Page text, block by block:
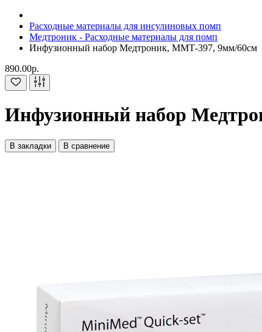
Расходные материалы для инсулиновых помп
Медтроник - Расходные материалы для помп
Инфузионный набор Медтроник, ММТ-397, 9мм/60см
890.00р.
Инфузионный набор
В закладки В сравнение